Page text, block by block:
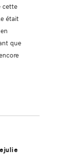
cette
était
que